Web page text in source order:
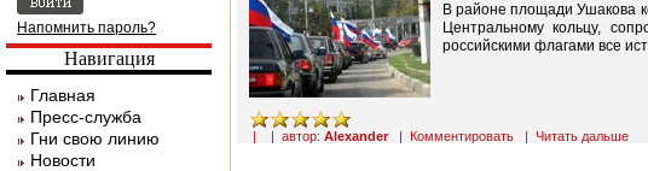
Напомнить пароль?
Навигация
Главная
Пресс-служба
Гни свою линию
Новости
В районе площади Ушакова
Центральному кольцу,
российскими флагами все
| | автор: Alexander| Комментировать | Читать дальше